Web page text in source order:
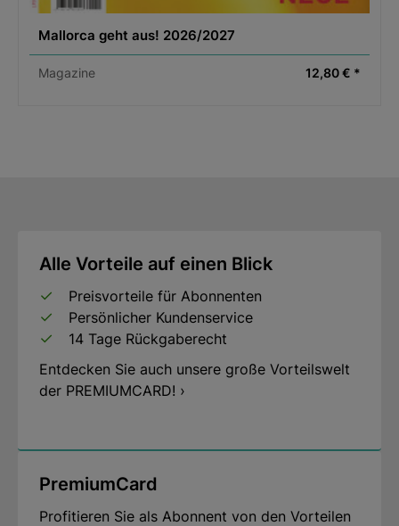
Mallorca geht aus! 2026/2027
Magazine 12,80 € *
Alle Vorteile auf einen Blick
Preisvorteile für Abonnenten
Persönlicher Kundenservice
14 Tage Rückgaberecht
Entdecken Sie auch unsere große Vorteilswelt
der PREMIUMCARD! ›
PremiumCard
Profitieren Sie als Abonnent von den Vorteilen